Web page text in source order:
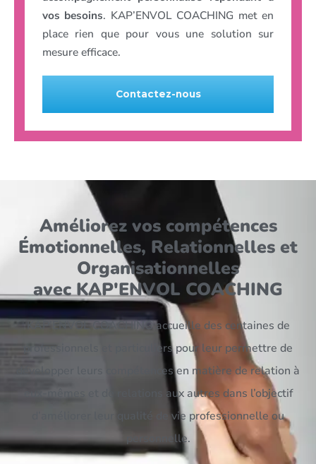
vos besoins. KAP’ENVOL COACHING met en
place rien que pour vous une solution sur
mesure efficace.
Contactez-nous
Améliorez vos compétences
Émotionnelles, Relationnelles et
Organisationnelles
avec KAP'ENVOL COACHING
KAP’ENVOL COACHING accueille des centaines de
professionnels et particuliers pour leur permettre de
développer leurs compétences en matière de relation à
eux-mêmes et de relations aux autres dans l’objectif
d’améliorer leur qualité de vie professionnelle ou
personnelle.